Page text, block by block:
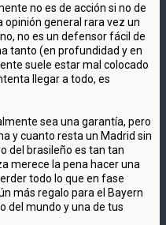
no es de acción si no de
opinión general rara vez un
no es un defensor fácil de
tanto (en profundidad y en
suele estar mal colocado
llegar a todo, es
sea una garantía, pero
y cuanto resta un Madrid sin
del brasileño es tan tan
merece la pena hacer una
todo lo que en fase
más regalo para el Bayern
del mundo y una de tus